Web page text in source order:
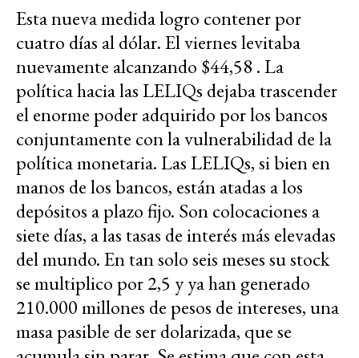
Esta nueva medida logro contener por
cuatro días al dólar. El viernes levitaba
nuevamente alcanzando $44,58 . La
política hacia las LELIQs dejaba trascender
el enorme poder adquirido por los bancos
conjuntamente con la vulnerabilidad de la
política monetaria. Las LELIQs, si bien en
manos de los bancos, están atadas a los
depósitos a plazo fijo. Son colocaciones a
siete días, a las tasas de interés más elevadas
del mundo. En tan solo seis meses su stock
se multiplico por 2,5 y ya han generado
210.000 millones de pesos de intereses, una
masa pasible de ser dolarizada, que se